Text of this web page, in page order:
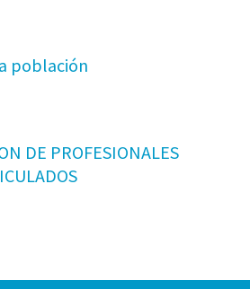
población
DE PROFESIONALES